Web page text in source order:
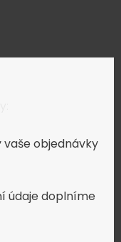
objednávky
údaje doplníme